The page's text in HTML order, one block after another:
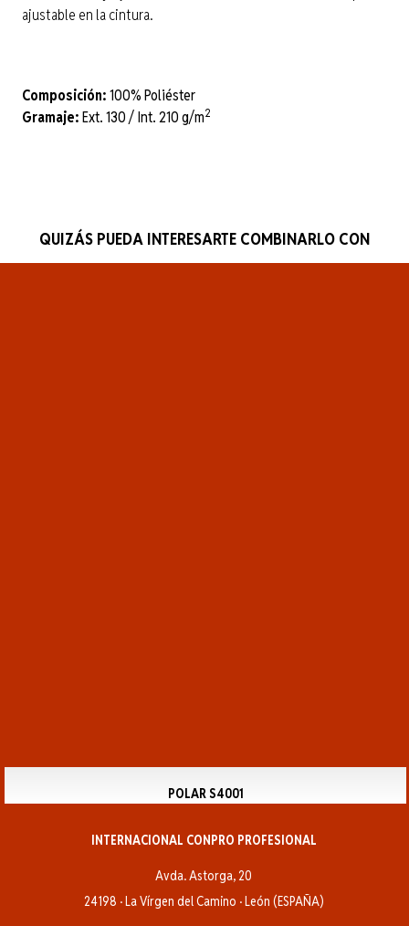
ajustable en la cintura.
Composición:100% Poliéster
Gramaje:Ext. 130 / Int. 210 g/m2
QUIZÁS PUEDA INTERESARTE COMBINARLO CON
POLAR S4001
INTERNACIONAL CONPRO PROFESIONAL
Avda. Astorga, 20
24198 · La Vírgen del Camino · León (ESPAÑA)